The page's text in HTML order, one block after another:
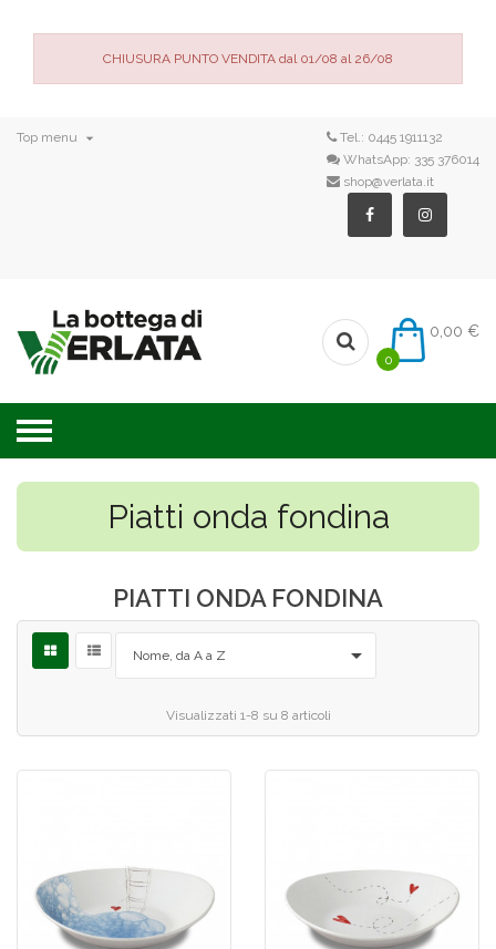
CHIUSURA PUNTO VENDITA dal 01/08 al 26/08
Top menu  Tel.: 0445 1911132
WhatsApp: 335 376014
shop@verlata.it
0,00 €
0
Piatti onda fondina
PIATTI ONDA FONDINA
Nome, da A a Z 
Visualizzati 1-8 su 8 articoli